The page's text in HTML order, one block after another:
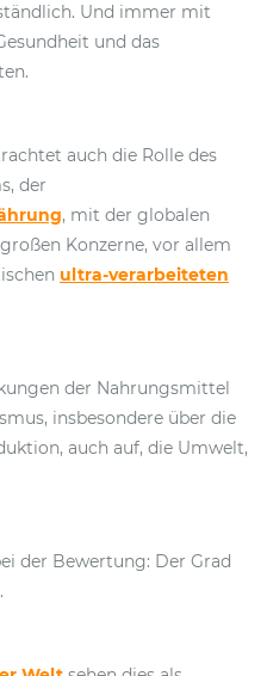
Und immer mit
und das
auch die Rolle des
der
, mit der globalen
Konzerne, vor allem
ultra-verarbeiteten
der Nahrungsmittel
insbesondere über die
auch auf, die Umwelt,
der Bewertung: Der Grad